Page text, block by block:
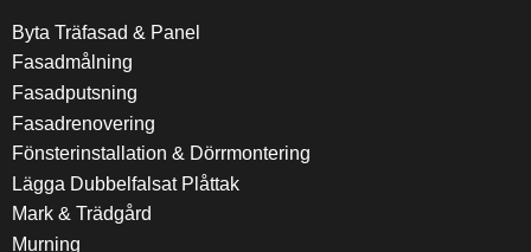
Byta Träfasad & Panel
Fasadmålning
Fasadputsning
Fasadrenovering
Fönsterinstallation & Dörrmontering
Lägga Dubbelfalsat Plåttak
Mark & Trädgård
Murning